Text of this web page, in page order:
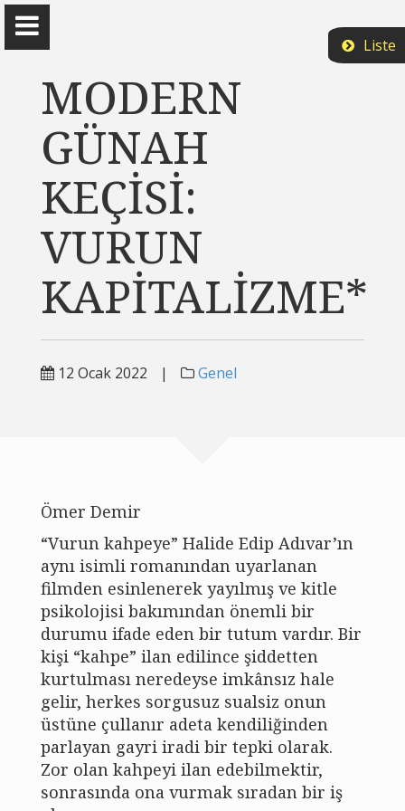
Prof. Dr. Ömer Demir
Kitaplar
Blog
Uzaktan Kısa Kısa Akademik
Dünya’dan Bakış
Anzer e-Kitap
Fotoğraf & Video
İletişim
Tüm hakları saklıdır 2020
Liste
MODERN
GÜNAH
KEÇİSİ:
VURUN
KAPİTALİZME*
12 Ocak 2022 | Genel
Ömer Demir
“Vurun kahpeye” Halide Edip Adıvar’ın
aynı isimli romanından uyarlanan
filmden esinlenerek yayılmış ve kitle
psikolojisi bakımından önemli bir
durumu ifade eden bir tutum vardır. Bir
kişi “kahpe” ilan edilince şiddetten
kurtulması neredeyse imkânsız hale
gelir, herkes sorgusuz sualsiz onun
üstüne çullanır adeta kendiliğinden
parlayan gayri iradi bir tepki olarak.
Zor olan kahpeyi ilan edebilmektir,
sonrasında ona vurmak sıradan bir iş